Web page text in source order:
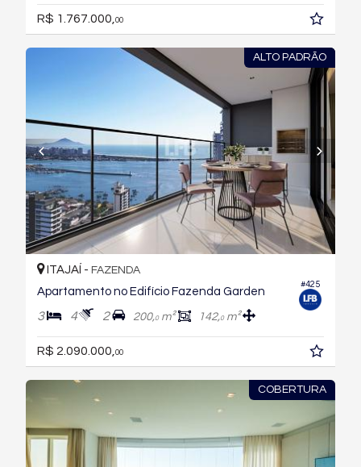
R$ 1.767.000,00
ALTO PADRÃO
#425
ITAJAÍ - FAZENDA
Apartamento no Edifício Fazenda Garden
3 4 2 200,0m² 142,0m²
R$ 2.090.000, 00
COBERTURA